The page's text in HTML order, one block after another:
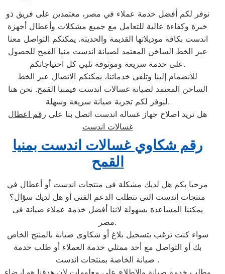
نوفر لكم أفضل خدمة عملاء في مصر، معتمدين على فريق ذو
خبرة وكفاءة عالية للتعامل مع جميع مشكلات وأعطال أجهزة
اندست بكافة موديلاتها القديمة والحديثة. يمكنكم التواصل معنا
عبر الخط الساخن المعتمد لصيانة اندست منيا القمح للحصول
على خدمة سريعة وموثوقة تلبي كل احتياجاتكم.
للانضمام إلينا وتلقي خدماتنا، يمكنكم الاتصال عبر الخط
الساخن المعتمد لصيانة غسالات اندست فيمنيا القمح. نحن هنا
لنوفر لكم تجربة صيانة سريعة وسهلة.
هل تريد اصلاح جهاز غساله اندست اتصل بنا علي رقم اعطال
غسالات اندست
رقم شكاوي غسالات اندست بمنيا
القمح
مرحبا بكم هل لديك مشكلة فى منتجات اندست أو أعطال في
منتجات اندست التى تتطلب الدعم الفنى أو هل لديك سؤال؟
يمكننا المساعدة بسهولة لاننا أفضل خدمة عملاء صيانة فى
مصر.
سواء كنت ترغب بتسجيل بلاغ أو شكاوى صيانة بالمنتج الخاص
بك أو التواصل مع أحد ممثلي خدمة العملاء أو طلب خدمة
صيانة الخاصة بمنتجات اندست .
وطلب خدمة صيانة والاطلاع على معلومات لان هدفنا هو ارضاء